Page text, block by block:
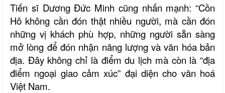
Tiến sĩ Dương Đức Minh cũng nhấn mạnh: “Cồn
Hô không cần đón thật nhiều người, mà cần đón
những vị khách phù hợp, những người sẵn sàng
mở lòng để đón nhận năng lượng và văn hóa bản
địa. Đây không chỉ là điểm du lịch mà còn là “địa
điểm ngoại giao cảm xúc” đại diện cho văn hoá
Việt Nam.